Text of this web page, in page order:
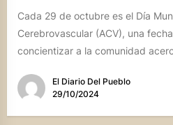
Cada 29 de octubre es el Día
Cerebrovascular (ACV), una
concientizar a la comunidad
El Diario Del Pueblo
29/10/2024